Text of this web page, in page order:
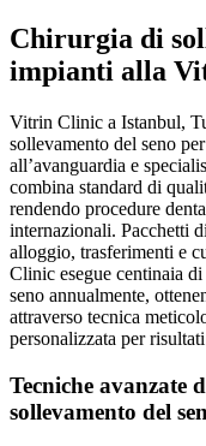
Chirurgia di
impianti alla
Vitrin Clinic a Istanbul,
sollevamento del seno
all’avanguardia e
combina standard di
rendendo procedure
internazionali. Pacchetti
alloggio, trasferimenti e
Clinic esegue centinaia
seno annualmente,
attraverso tecnica
personalizzata per
Tecniche avanzate
sollevamento del